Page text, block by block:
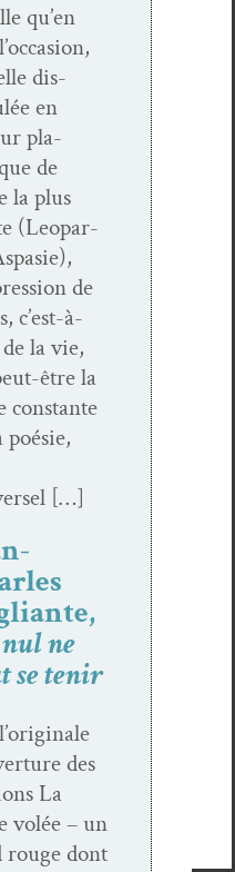
qu’en
dis­
en
pla­
de
la plus
(Leop­ar­
de
c’est-à-
la vie,
être la
con­stante
poésie,
[…]
ne
se tenir
des
La
volée – un
rouge dont